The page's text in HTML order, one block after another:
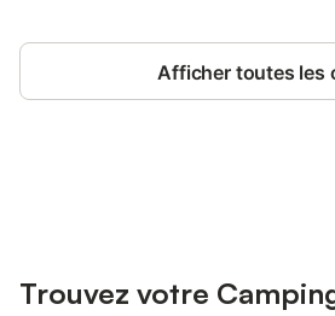
Afficher toutes les
Trouvez votre